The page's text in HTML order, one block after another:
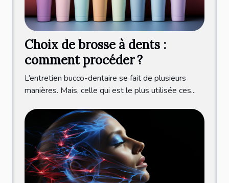
Choix de brosse à dents :
comment procéder ?
L’entretien bucco-dentaire se fait de plusieurs
manières. Mais, celle qui est le plus utilisée ces...